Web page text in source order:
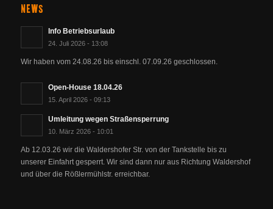
NEWS
Info Betriebsurlaub
24. Juli 2026 - 13:08
Wir haben vom 24.08.26 bis einschl. 07.09.26 geschlossen.
Open-House 18.04.26
15. April 2026 - 09:13
Umleitung wegen Straßensperrung
10. März 2026 - 10:01
Ab 12.03.26 wir die Waldershofer Str. von der Tankstelle bis zu
unserer Einfahrt gesperrt. Wir sind dann nur aus Richtung Waldershof
und über die Rößlermühlstr. erreichbar.